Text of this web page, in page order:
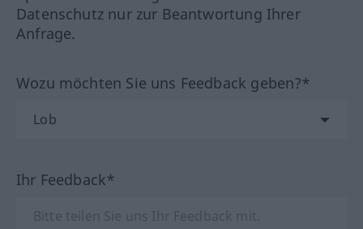
Datenschutz nur zur Beantwortung Ihrer
Anfrage.
Wozu möchten Sie uns Feedback geben?*
Ihr Feedback*